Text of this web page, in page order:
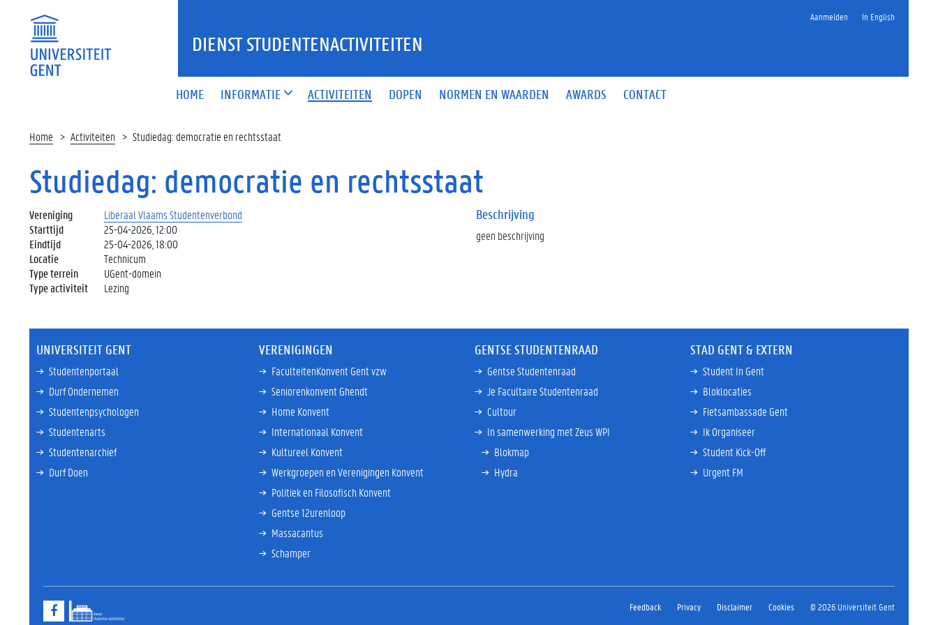
Aanmelden In English
HOME INFORMATIE ACTIVITEITEN DOPEN NORMEN EN WAARDEN AWARDS CONTACT
DIENST STUDENTENACTIVITEITEN
Home Activiteiten Studiedag: democratie en rechtsstaat
Studiedag: democratie en rechtsstaat
Vereniging
Liberaal Vlaams Studentenverbond
Starttijd
25-04-2026, 12:00
Eindtijd
25-04-2026, 18:00
Locatie
Technicum
Type terrein
UGent-domein
Type activiteit
Lezing
Beschrijving
geen beschrijving
UNIVERSITEIT GENT
Studentenportaal
Durf Ondernemen
Studentenpsychologen
Studentenarts
Studentenarchief
Durf Doen
VERENIGINGEN
FaculteitenKonvent Gent vzw
Seniorenkonvent Ghendt
Home Konvent
Internationaal Konvent
Kultureel Konvent
Werkgroepen en Verenigingen Konvent
Politiek en Filosofisch Konvent
Gentse 12urenloop
Massacantus
Schamper
GENTSE STUDENTENRAAD
Gentse Studentenraad
Je Facultaire Studentenraad
Cultour
In samenwerking met Zeus WPI
Blokmap
Hydra
STAD GENT & EXTERN
Student In Gent
Bloklocaties
Fietsambassade Gent
Ik Organiseer
Student Kick-Off
Urgent FM
Feedback Privacy Disclaimer Cookies © 2026 Universiteit Gent